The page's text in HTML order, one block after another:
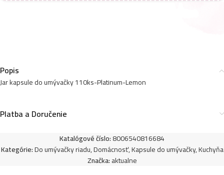
Popis
Jar kapsule do umývačky 110ks-Platinum-Lemon
Platba a Doručenie
Katalógové číslo:8006540816684
Kategórie:Do umývačky riadu,Domácnosť,Kapsule do umývačky,Kuchyňa
Značka:aktualne